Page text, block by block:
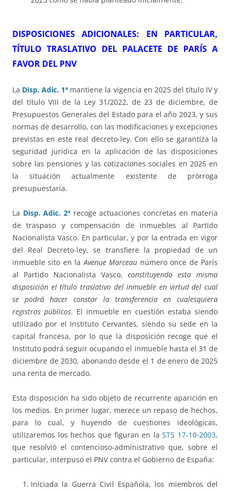
DISPOSICIONES ADICIONALES: EN PARTICULAR,
TÍTULO TRASLATIVO DEL PALACETE DE PARÍS A
FAVOR DEL PNV
La Disp. Adic. 1ª mantiene la vigencia en 2025 del título IV y
del título VIII de la Ley 31/2022, de 23 de diciembre, de
Presupuestos Generales del Estado para el año 2023, y sus
normas de desarrollo, con las modificaciones y excepciones
previstas en este real decreto-ley. Con ello se garantiza la
seguridad jurídica en la aplicación de las disposiciones
sobre las pensiones y las cotizaciones sociales en 2025 en
la situación actualmente existente de prórroga
presupuestaria.
La Disp. Adic. 2ªrecoge actuaciones concretas en materia
de traspaso y compensación de inmuebles al Partido
Nacionalista Vasco. En particular, y por la entrada en vigor
del Real Decreto-ley, se transfiere la propiedad de un
inmueble sito en laAvenue Marceau número once de París
al Partido Nacionalista Vasco, constituyendo esta misma
disposición el título traslativo del inmueble en virtud del cual
se podrá hacer constar la transferencia en cualesquiera
registros públicos. El inmueble en cuestión estaba siendo
utilizado por el Instituto Cervantes, siendo su sede en la
capital francesa, por lo que la disposición recoge que el
Instituto podrá seguir ocupando el inmueble hasta el 31 de
diciembre de 2030, abonando desde el 1 de enero de 2025
una renta de mercado.
Esta disposición ha sido objeto de recurrente aparición en
los medios. En primer lugar, merece un repaso de hechos,
para lo cual, y huyendo de cuestiones ideológicas,
utilizaremos los hechos que figuran en laSTS 17-10-2003,
que resolvió el contencioso-administrativo que, sobre el
particular, interpuso el PNV contra el Gobierno de España:
Iniciada la Guerra Civil Española, los miembros del